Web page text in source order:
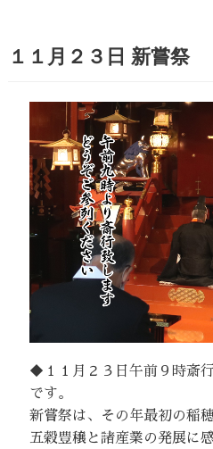
１１月２３日 新嘗祭
◆１１月２３日午前９時斎
です。
新嘗祭は、その年最初の稲
五穀豊穣と諸産業の発展に